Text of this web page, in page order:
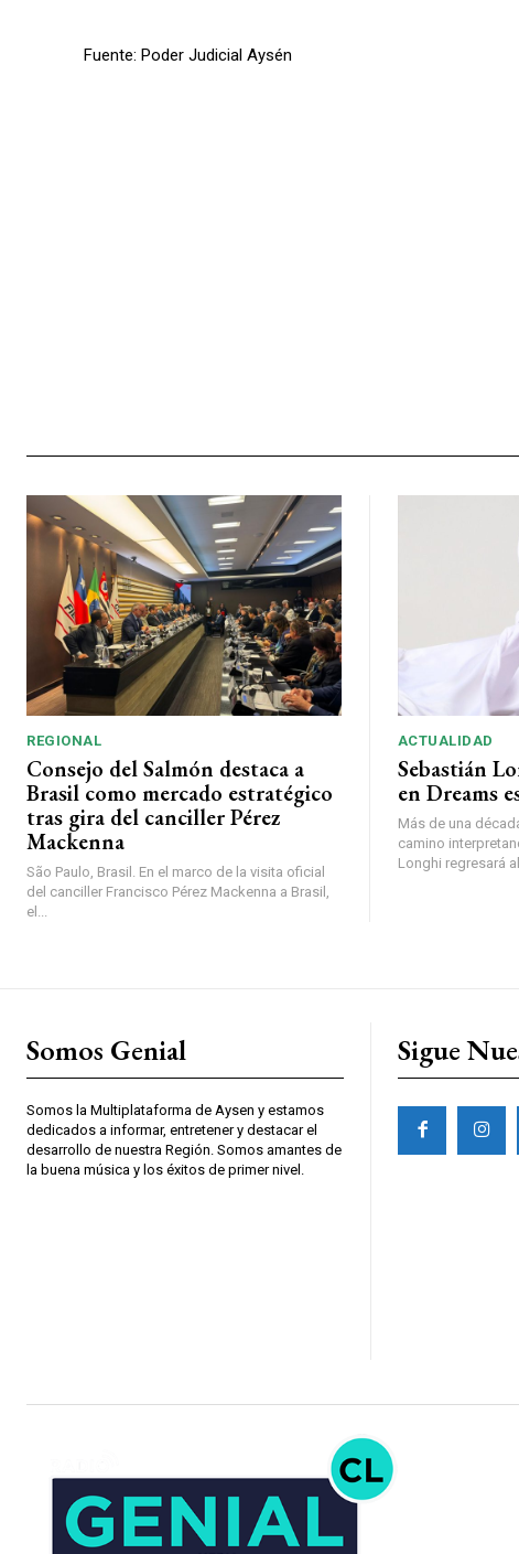
Fuente: Poder Judicial Aysén
REGIONAL
Consejo del Salmón destaca a
Brasil como mercado estratégico
tras gira del canciller Pérez
Mackenna
São Paulo, Brasil. En el marco de la visita oficial
del canciller Francisco Pérez Mackenna a Brasil,
el...
ACTUALIDAD
Sebastián
en Dreams
Más de una
camino
Longhi regresará al
Somos Genial
Somos la Multiplataforma de Aysen y estamos
dedicados a informar, entretener y destacar el
desarrollo de nuestra Región. Somos amantes de
la buena música y los éxitos de primer nivel.
Sigue